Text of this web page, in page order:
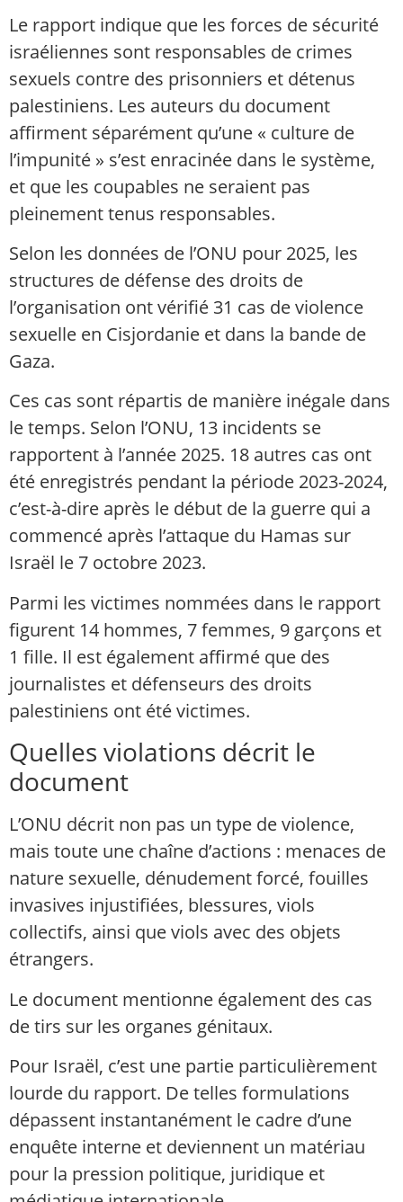
Le rapport indique que les forces de sécurité
israéliennes sont responsables de crimes
sexuels contre des prisonniers et détenus
palestiniens. Les auteurs du document
affirment séparément qu’une « culture de
l’impunité » s’est enracinée dans le système,
et que les coupables ne seraient pas
pleinement tenus responsables.
Selon les données de l’ONU pour 2025, les
structures de défense des droits de
l’organisation ont vérifié 31 cas de violence
sexuelle en Cisjordanie et dans la bande de
Gaza.
Ces cas sont répartis de manière inégale dans
le temps. Selon l’ONU, 13 incidents se
rapportent à l’année 2025. 18 autres cas ont
été enregistrés pendant la période 2023-2024,
c’est-à-dire après le début de la guerre qui a
commencé après l’attaque du Hamas sur
Israël le 7 octobre 2023.
Parmi les victimes nommées dans le rapport
figurent 14 hommes, 7 femmes, 9 garçons et
1 fille. Il est également affirmé que des
journalistes et défenseurs des droits
palestiniens ont été victimes.
Quelles violations décrit le
document
L’ONU décrit non pas un type de violence,
mais toute une chaîne d’actions : menaces de
nature sexuelle, dénudement forcé, fouilles
invasives injustifiées, blessures, viols
collectifs, ainsi que viols avec des objets
étrangers.
Le document mentionne également des cas
de tirs sur les organes génitaux.
Pour Israël, c’est une partie particulièrement
lourde du rapport. De telles formulations
dépassent instantanément le cadre d’une
enquête interne et deviennent un matériau
pour la pression politique, juridique et